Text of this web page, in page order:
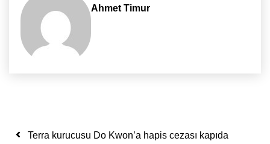
Ahmet Timur
Yazı dolaşımı
Terra kurucusu Do Kwon’a hapis cezası kapıda